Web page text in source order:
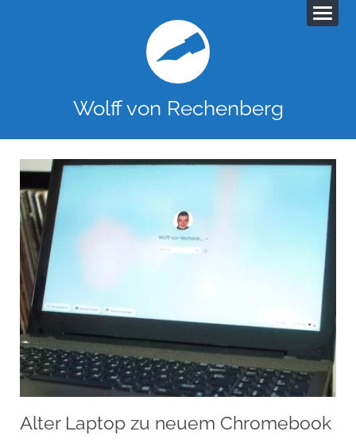
Wolff von Rechenberg
Alter Laptop zu neuem Chromebook